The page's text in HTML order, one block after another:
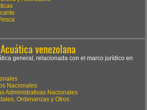
venezolana
general, relacionada con el marco jurídico en
Nacionales
Administrativas Nacionales
Ordenanzas y Otros